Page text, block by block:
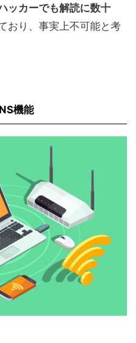
ッカーでも解読に数十
おり、事実上不可能と考
機能